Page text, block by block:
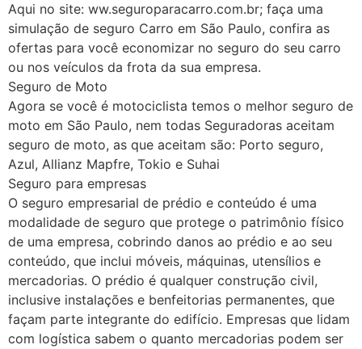
Aqui no site: ww.seguroparacarro.com.br; faça uma
simulação de seguro Carro em São Paulo, confira as
ofertas para você economizar no seguro do seu carro
ou nos veículos da frota da sua empresa.
Seguro de Moto
Agora se você é motociclista temos o melhor seguro de
moto em São Paulo, nem todas Seguradoras aceitam
seguro de moto, as que aceitam são: Porto seguro,
Azul, Allianz Mapfre, Tokio e Suhai
Seguro para empresas
O seguro empresarial de prédio e conteúdo é uma
modalidade de seguro que protege o patrimônio físico
de uma empresa, cobrindo danos ao prédio e ao seu
conteúdo, que inclui móveis, máquinas, utensílios e
mercadorias. O prédio é qualquer construção civil,
inclusive instalações e benfeitorias permanentes, que
façam parte integrante do edifício. Empresas que lidam
com logística sabem o quanto mercadorias podem ser